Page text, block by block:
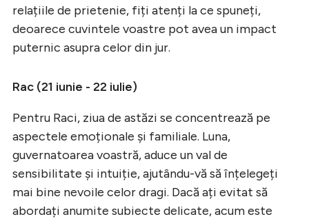
relațiile de prietenie, fiți atenți la ce spuneți,
deoarece cuvintele voastre pot avea un impact
puternic asupra celor din jur.
Rac (21 iunie - 22 iulie)
Pentru Raci, ziua de astăzi se concentrează pe
aspectele emoționale și familiale. Luna,
guvernatoarea voastră, aduce un val de
sensibilitate și intuiție, ajutându-vă să înțelegeți
mai bine nevoile celor dragi. Dacă ați evitat să
abordați anumite subiecte delicate, acum este